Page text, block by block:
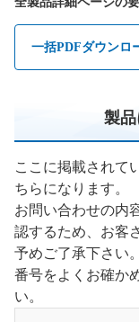
一括PDFダウンロ
製
ここに掲載されて
ちらになります。
お問い合わせの内
認するため、お客
予めご了承下さい。
番号をよくお確か
い。